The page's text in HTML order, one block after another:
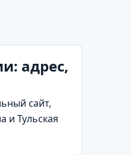
адрес,
сайт,
и Тульская